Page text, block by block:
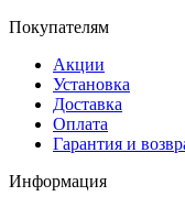
Покупателям
Акции
Установка
Доставка
Оплата
Гарантия и
Информация